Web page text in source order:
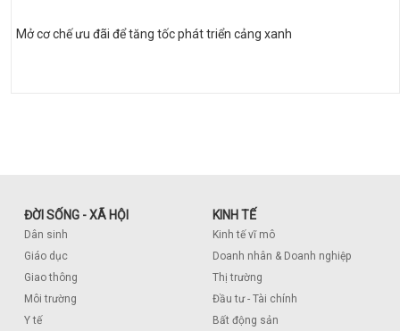
Mở cơ chế ưu đãi để tăng tốc phát triển cảng xanh
ĐỜI SỐNG - XÃ HỘI
Dân sinh
Giáo dục
Giao thông
Môi trường
Y tế
KINH TẾ
Kinh tế vĩ mô
Doanh nhân & Doanh nghiệp
Thị trường
Đầu tư - Tài chính
Bất động sản